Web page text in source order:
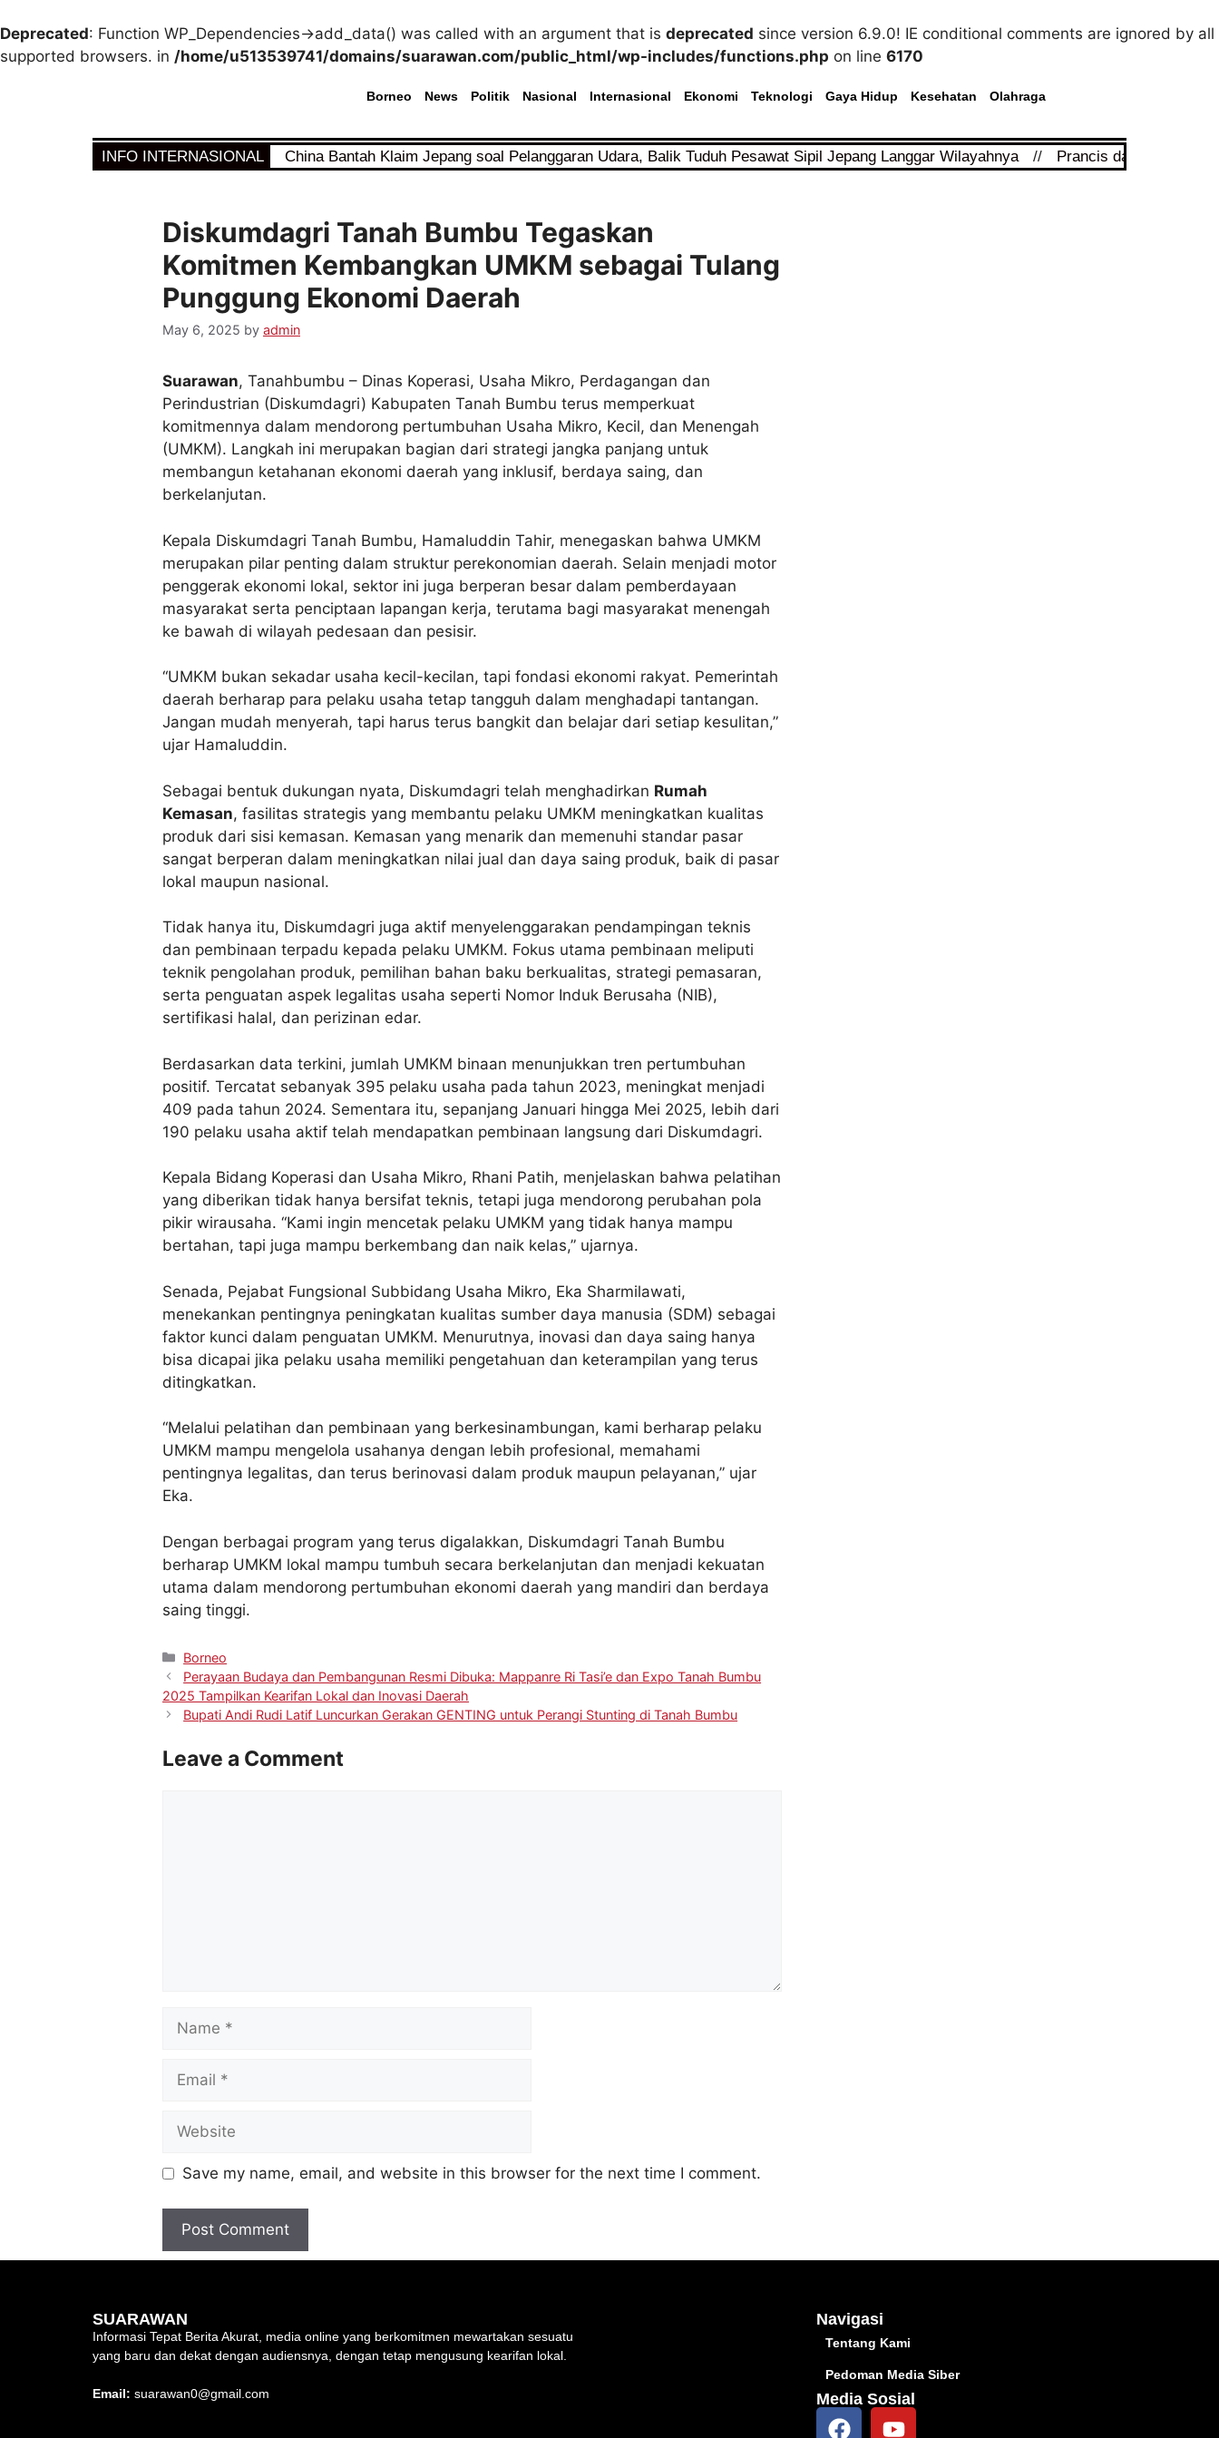
Deprecated: Function WP_Dependencies->add_data() was called with an argument that is deprecated since version 6.9.0! IE conditional comments are ignored by all
supported browsers. in /home/u513539741/domains/suarawan.com/public_html/wp-includes/functions.php on line 6170
Borneo News Politik Nasional Internasional Ekonomi Teknologi Gaya Hidup Kesehatan Olahraga
INFO INTERNASIONAL China Bantah Klaim Jepang soal Pelanggaran Udara, Balik Tuduh Pesawat Sipil Jepang Langgar Wilayahnya // Prancis dan Arab
Diskumdagri Tanah Bumbu Tegaskan
Komitmen Kembangkan UMKM sebagai Tulang
Punggung Ekonomi Daerah
May 6, 2025 by admin
Suarawan, Tanahbumbu – Dinas Koperasi, Usaha Mikro, Perdagangan dan
Perindustrian (Diskumdagri) Kabupaten Tanah Bumbu terus memperkuat
komitmennya dalam mendorong pertumbuhan Usaha Mikro, Kecil, dan Menengah
(UMKM). Langkah ini merupakan bagian dari strategi jangka panjang untuk
membangun ketahanan ekonomi daerah yang inklusif, berdaya saing, dan
berkelanjutan.
Kepala Diskumdagri Tanah Bumbu, Hamaluddin Tahir, menegaskan bahwa UMKM
merupakan pilar penting dalam struktur perekonomian daerah. Selain menjadi motor
penggerak ekonomi lokal, sektor ini juga berperan besar dalam pemberdayaan
masyarakat serta penciptaan lapangan kerja, terutama bagi masyarakat menengah
ke bawah di wilayah pedesaan dan pesisir.
“UMKM bukan sekadar usaha kecil-kecilan, tapi fondasi ekonomi rakyat. Pemerintah
daerah berharap para pelaku usaha tetap tangguh dalam menghadapi tantangan.
Jangan mudah menyerah, tapi harus terus bangkit dan belajar dari setiap kesulitan,”
ujar Hamaluddin.
Sebagai bentuk dukungan nyata, Diskumdagri telah menghadirkan Rumah
Kemasan, fasilitas strategis yang membantu pelaku UMKM meningkatkan kualitas
produk dari sisi kemasan. Kemasan yang menarik dan memenuhi standar pasar
sangat berperan dalam meningkatkan nilai jual dan daya saing produk, baik di pasar
lokal maupun nasional.
Tidak hanya itu, Diskumdagri juga aktif menyelenggarakan pendampingan teknis
dan pembinaan terpadu kepada pelaku UMKM. Fokus utama pembinaan meliputi
teknik pengolahan produk, pemilihan bahan baku berkualitas, strategi pemasaran,
serta penguatan aspek legalitas usaha seperti Nomor Induk Berusaha (NIB),
sertifikasi halal, dan perizinan edar.
Berdasarkan data terkini, jumlah UMKM binaan menunjukkan tren pertumbuhan
positif. Tercatat sebanyak 395 pelaku usaha pada tahun 2023, meningkat menjadi
409 pada tahun 2024. Sementara itu, sepanjang Januari hingga Mei 2025, lebih dari
190 pelaku usaha aktif telah mendapatkan pembinaan langsung dari Diskumdagri.
Kepala Bidang Koperasi dan Usaha Mikro, Rhani Patih, menjelaskan bahwa pelatihan
yang diberikan tidak hanya bersifat teknis, tetapi juga mendorong perubahan pola
pikir wirausaha. “Kami ingin mencetak pelaku UMKM yang tidak hanya mampu
bertahan, tapi juga mampu berkembang dan naik kelas,” ujarnya.
Senada, Pejabat Fungsional Subbidang Usaha Mikro, Eka Sharmilawati,
menekankan pentingnya peningkatan kualitas sumber daya manusia (SDM) sebagai
faktor kunci dalam penguatan UMKM. Menurutnya, inovasi dan daya saing hanya
bisa dicapai jika pelaku usaha memiliki pengetahuan dan keterampilan yang terus
ditingkatkan.
“Melalui pelatihan dan pembinaan yang berkesinambungan, kami berharap pelaku
UMKM mampu mengelola usahanya dengan lebih profesional, memahami
pentingnya legalitas, dan terus berinovasi dalam produk maupun pelayanan,” ujar
Eka.
Dengan berbagai program yang terus digalakkan, Diskumdagri Tanah Bumbu
berharap UMKM lokal mampu tumbuh secara berkelanjutan dan menjadi kekuatan
utama dalam mendorong pertumbuhan ekonomi daerah yang mandiri dan berdaya
saing tinggi.
Borneo
Perayaan Budaya dan Pembangunan Resmi Dibuka: Mappanre Ri Tasi’e dan Expo Tanah Bumbu
2025 Tampilkan Kearifan Lokal dan Inovasi Daerah
Bupati Andi Rudi Latif Luncurkan Gerakan GENTING untuk Perangi Stunting di Tanah Bumbu
Leave a Comment
Save my name, email, and website in this browser for the next time I comment.
SUARAWAN
Informasi Tepat Berita Akurat, media online yang berkomitmen mewartakan sesuatu
yang baru dan dekat dengan audiensnya, dengan tetap mengusung kearifan lokal.
Email: suarawan0@gmail.com
Navigasi
Tentang Kami
Pedoman Media Siber
Media Sosial